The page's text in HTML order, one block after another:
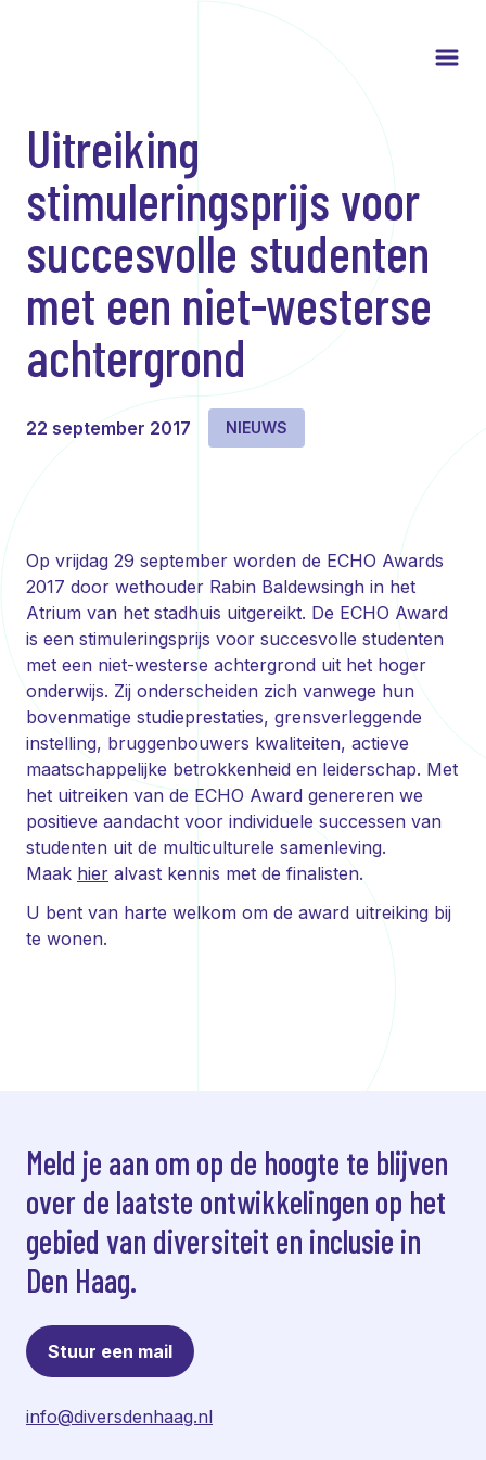
Uitreiking
stimuleringsprijs voor
succesvolle studenten
met een niet-westerse
achtergrond
22 september 2017 NIEUWS
Op vrijdag 29 september worden de ECHO Awards
2017 door wethouder Rabin Baldewsingh in het
Atrium van het stadhuis uitgereikt. De ECHO Award
is een stimuleringsprijs voor succesvolle studenten
met een niet-westerse achtergrond uit het hoger
onderwijs. Zij onderscheiden zich vanwege hun
bovenmatige studieprestaties, grensverleggende
instelling, bruggenbouwers kwaliteiten, actieve
maatschappelijke betrokkenheid en leiderschap. Met
het uitreiken van de ECHO Award genereren we
positieve aandacht voor individuele successen van
studenten uit de multiculturele samenleving.
Maak hier alvast kennis met de finalisten.
U bent van harte welkom om de award uitreiking bij
te wonen.
Meld je aan om op de hoogte te blijven
over de laatste ontwikkelingen op het
gebied van diversiteit en inclusie in
Den Haag.
Stuur een mail
info@diversdenhaag.nl